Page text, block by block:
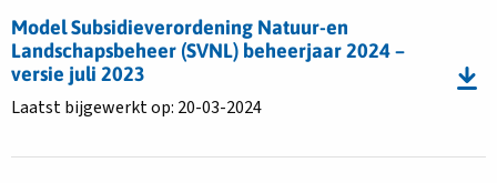
2025
2016
beheerjaar
2025
–
23
Model Subsidieverordening Natuur-en
Landschapsbeheer (SVNL) beheerjaar 2024 –
versie juli 2023
Laatst bijgewerkt op: 20-03-2024
bestand
Model
Subsidieverordening
Natuur-
Landschapsbeheer